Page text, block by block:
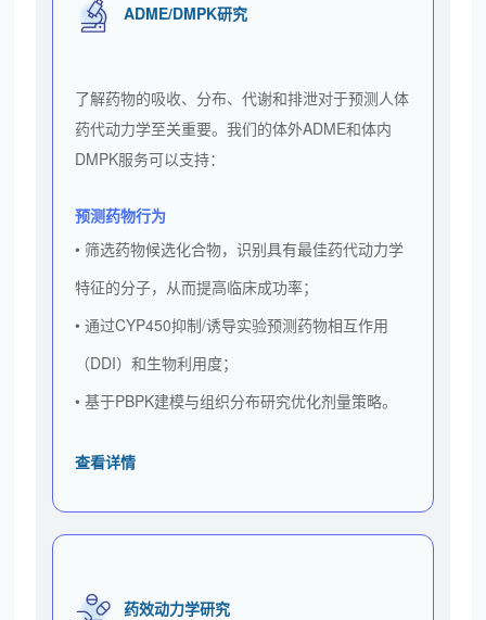
ADME/DMPK研究
了解药物的吸收、分布、代谢和排泄对于预测人体
药代动力学至关重要。我们的体外ADME和体内
DMPK服务可以支持：
预测药物行为
• 筛选药物候选化合物，识别具有最佳药代动力学
特征的分子，从而提高临床成功率；
• 通过CYP450抑制/诱导实验预测药物相互作用
（DDI）和生物利用度；
• 基于PBPK建模与组织分布研究优化剂量策略。
查看详情
药效动力学研究